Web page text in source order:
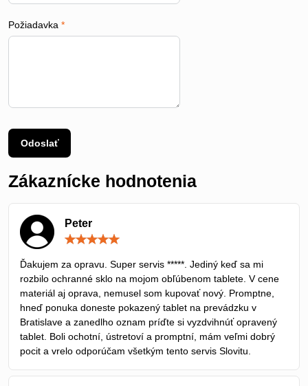
Požiadavka *
Odoslať
Zákaznícke hodnotenia
Peter
5
Ďakujem za opravu. Super servis *****. Jediný keď sa mi
rozbilo ochranné sklo na mojom obľúbenom tablete. V cene
materiál aj oprava, nemusel som kupovať nový. Promptne,
hneď ponuka doneste pokazený tablet na prevádzku v
Bratislave a zanedlho oznam príďte si vyzdvihnúť opravený
tablet. Boli ochotní, ústretoví a promptní, mám veľmi dobrý
pocit a vrelo odporúčam všetkým tento servis Slovitu.